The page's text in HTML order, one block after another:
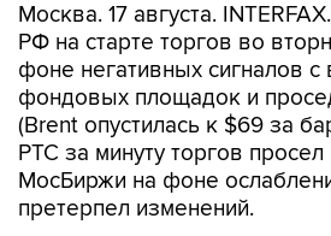
Москва. 17 августа.
РФ на старте торгов во
фоне негативных сигналов с
фондовых площадок и
(Brent опустилась к $69 за
РТС за минуту торгов просел
МосБиржи на фоне
претерпел изменений.